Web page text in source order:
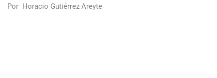
Por Horacio Gutiérrez Areyte